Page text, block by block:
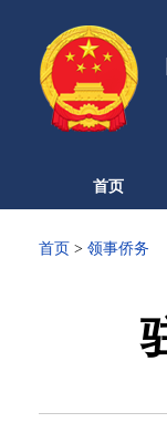
首页
首页 > 领事侨务